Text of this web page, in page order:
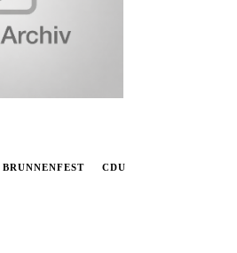
BRUNNENFEST
CDU